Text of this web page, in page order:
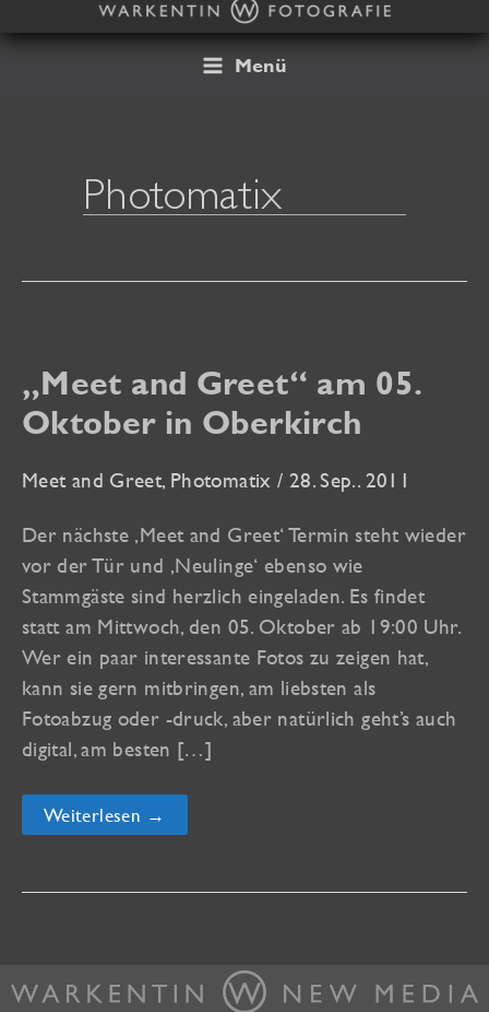
Inhalt
Menü
Photomatix
„Meet and Greet“ am 05.
Oktober in Oberkirch
Meet and Greet, Photomatix / 28. Sep.. 2011
Der nächste ‚Meet and Greet‘ Termin steht wieder
vor der Tür und ‚Neulinge‘ ebenso wie
Stammgäste sind herzlich eingeladen. Es findet
statt am Mittwoch, den 05. Oktober ab 19:00 Uhr.
Wer ein paar interessante Fotos zu zeigen hat,
kann sie gern mitbringen, am liebsten als
Fotoabzug oder -druck, aber natürlich geht’s auch
digital, am besten […]
„Meet
and
05.
Weiterlesen →